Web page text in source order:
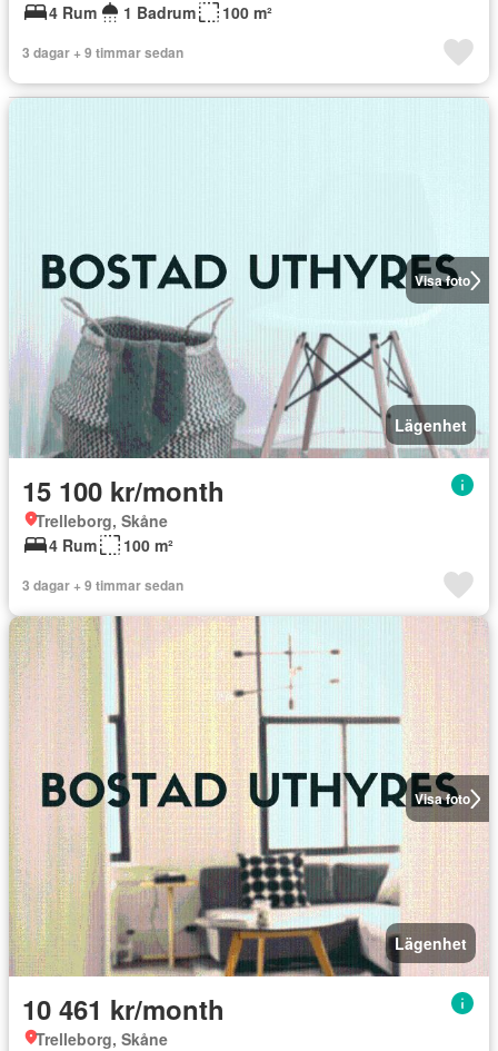
4 Rum
1 Badrum 100 m²
3 dagar + 9 timmar sedan
Visa foto
Lägenhet
15 100 kr/month
Trelleborg, Skåne
4 Rum
100 m²
3 dagar + 9 timmar sedan
Visa foto
Lägenhet
10 461 kr/month
Trelleborg, Skåne